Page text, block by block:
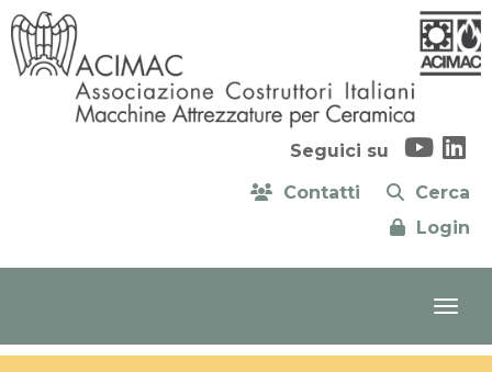
Seguici su
Contatti
Cerca
Login